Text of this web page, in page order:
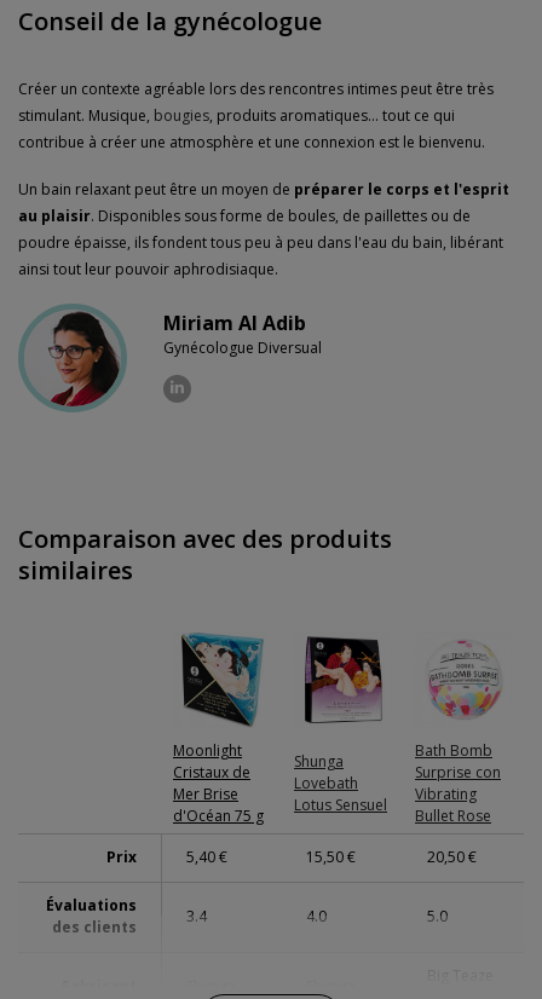
Conseil de la gynécologue
Créer un contexte agréable lors des rencontres intimes peut être très
stimulant. Musique, bougies, produits aromatiques... tout ce qui
contribue à créer une atmosphère et une connexion est le bienvenu.
Un bain relaxant peut être un moyen de préparer le corps et l'esprit
au plaisir. Disponibles sous forme de boules, de paillettes ou de
poudre épaisse, ils fondent tous peu à peu dans l'eau du bain, libérant
ainsi tout leur pouvoir aphrodisiaque.
Miriam Al Adib
Gynécologue Diversual
Comparaison avec des produits
similaires
Moonlight
Cristaux de
Mer Brise
d'Océan 75 g
Shunga
Lovebath
Lotus Sensuel
Bath Bomb
Surprise con
Vibrating
Bullet Rose
Prix
5,40 € 15,50 € 20,50 €
Évaluations
des clients
3.4 4.0 5.0